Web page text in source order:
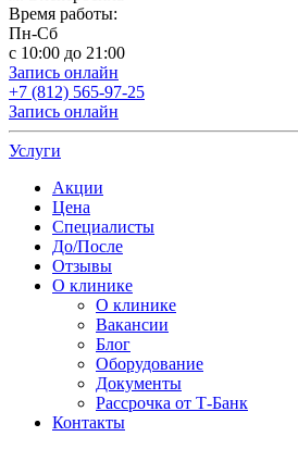
Время работы:
Пн-Сб
с 10:00 до 21:00
Запись онлайн
+7 (812) 565-97-25
Запись онлайн
Услуги
Акции
Цена
Специалисты
До/После
Отзывы
О клинике
О клинике
Вакансии
Блог
Оборудование
Документы
Рассрочка от Т-Банк
Контакты